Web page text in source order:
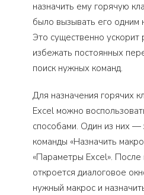
назначить ему горячую
было вызывать его одним
Это существенно ускорит
избежать постоянных
поиск нужных команд.
Для назначения горячих
Excel можно
способами. Один из них —
команды «Назначить
«Параметры Excel».
откроется диалоговое
нужный макрос и